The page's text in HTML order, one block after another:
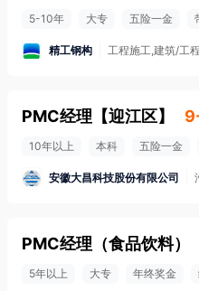
5-10年 大专 五险一金
精工钢构 工程施工,建筑/工
PMC经理 【迎江区】
10年以上 本科 五险一金
安徽大昌科技股份有限公司
PMC经理（食品饮料）
5年以上 大专 年终奖金